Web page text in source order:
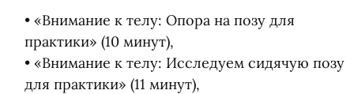
• «Внимание к телу: Опора на позу для
практики» (10 минут),
• «Внимание к телу: Исследуем сидячую позу
для практики» (11 минут),